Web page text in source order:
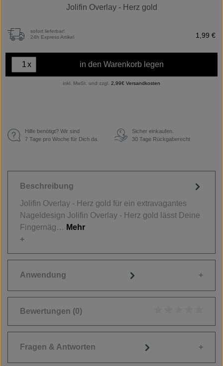
Jolifin Overlay - Herz gold
sofort lieferbar!
24h Express Artikel
1,99 €
x in den Warenkorb legen
inkl. MwSt. und zzgl. 2,99€ Versandkosten
Hilfe benötigt? Wir sind
7 Tage pro Woche für Dich da.
€
Sicher einkaufen.
30 Tage Rückgaberecht
Beschreibung
Jolifin Overlay - Herz gold für ein extravagantes
Nageldesign Jolifin Overlay - Herz gold lässt Deine
Fingernäg… Mehr
Anwendung
Bewertungen (0)
Fragen & Antworten